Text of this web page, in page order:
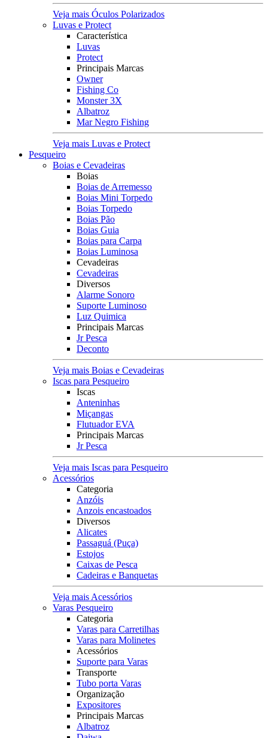
Veja mais Óculos Polarizados
Luvas e Protect
Característica
Luvas
Protect
Principais Marcas
Owner
Fishing Co
Monster 3X
Albatroz
Mar Negro Fishing
Veja mais Luvas e Protect
Pesqueiro
Boias e Cevadeiras
Boias
Boias de Arremesso
Boias Mini Torpedo
Boias Torpedo
Boias Pão
Boias Guia
Boias para Carpa
Boias Luminosa
Cevadeiras
Cevadeiras
Diversos
Alarme Sonoro
Suporte Luminoso
Luz Quimica
Principais Marcas
Jr Pesca
Deconto
Veja mais Boias e Cevadeiras
Iscas para Pesqueiro
Iscas
Anteninhas
Miçangas
Flutuador EVA
Principais Marcas
Jr Pesca
Veja mais Iscas para Pesqueiro
Acessórios
Categoria
Anzóis
Anzois encastoados
Diversos
Alicates
Passaguá (Puça)
Estojos
Caixas de Pesca
Cadeiras e Banquetas
Veja mais Acessórios
Varas Pesqueiro
Categoria
Varas para Carretilhas
Varas para Molinetes
Acessórios
Suporte para Varas
Transporte
Tubo porta Varas
Organização
Expositores
Principais Marcas
Albatroz